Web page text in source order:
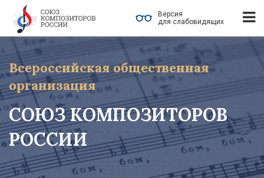
Версия
для слабовидящих
Всероссийская общественная
организация
СОЮЗ КОМПОЗИТОРОВ
РОССИИ